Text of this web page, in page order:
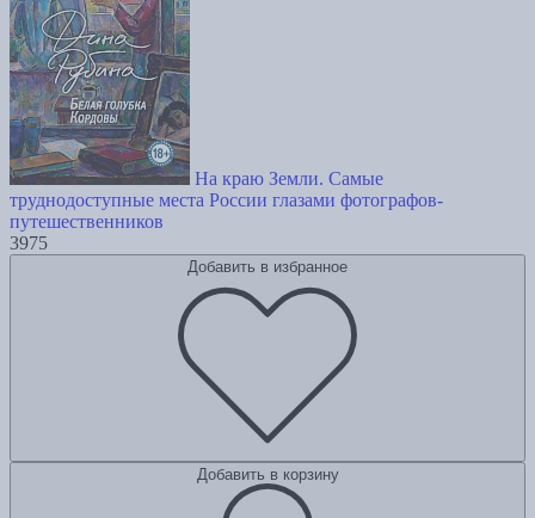
На краю Земли. Самые
труднодоступные места России глазами фотографов-
путешественников
3975
Добавить в избранное
Добавить в корзину